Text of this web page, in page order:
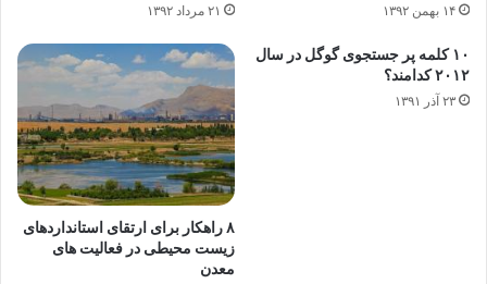
۱۴ بهمن ۱۳۹۲ ۲۱ مرداد ۱۳۹۲
۱۰ کلمه پر جستجوی گوگل در سال
۲۰۱۲ کدامند؟
۲۳ آذر ۱۳۹۱
۸ راهکار برای ارتقای استانداردهای
زیست محیطی در فعالیت های
معدن